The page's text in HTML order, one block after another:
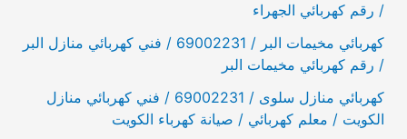
/ رقم كهربائي الجهراء
كهربائي مخيمات البر / 69002231 / فني كهربائي منازل البر
/ رقم كهربائي مخيمات البر
كهربائي منازل سلوى / 69002231 / فني كهربائي منازل
الكويت / معلم كهربائي / صيانة كهرباء الكويت